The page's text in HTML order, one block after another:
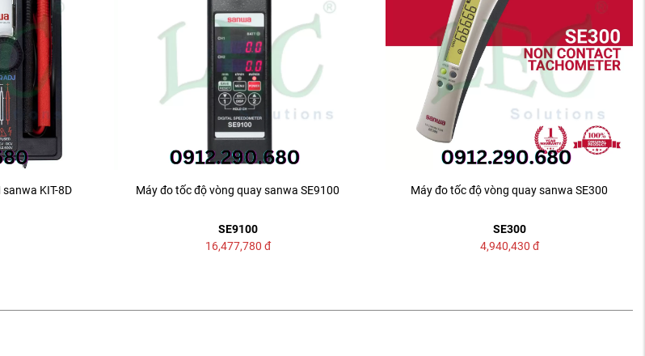
KIT-8D Máy đo tốc độ vòng quay sanwa SE9100
SE9100
16,477,780 đ
Máy đo tốc độ vòng quay sanwa SE300
SE300
4,940,430 đ